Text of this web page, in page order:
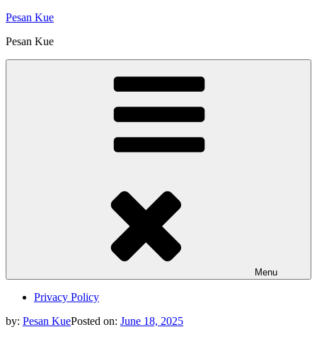
Skip
content
Pesan Kue
Pesan Kue
Menu
Privacy Policy
by: Pesan KuePosted on: June 18, 2025